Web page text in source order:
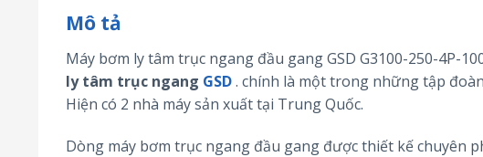
Mô tả
Máy bơm ly tâm trục ngang đầu gang GSD G3100-250-4P-
ly tâm trục ngang GSD. chính là một trong những tập
Hiện có 2 nhà máy sản xuất tại Trung Quốc.
Dòng máy bơm trục ngang đầu gang được thiết kế chuyên